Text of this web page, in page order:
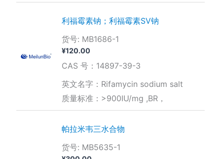
利福霉素钠；利福霉素SV钠
货号: MB1686-1
¥120.00
CAS 号：14897-39-3
英文名字：Rifamycin sodium salt
质量标准：>900IU/mg ,BR，
帕拉米韦三水合物
货号: MB5635-1